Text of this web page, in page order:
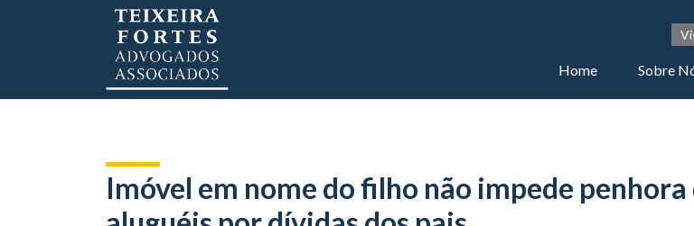
Home Sobre
Imóvel em nome do filho não impede penhora